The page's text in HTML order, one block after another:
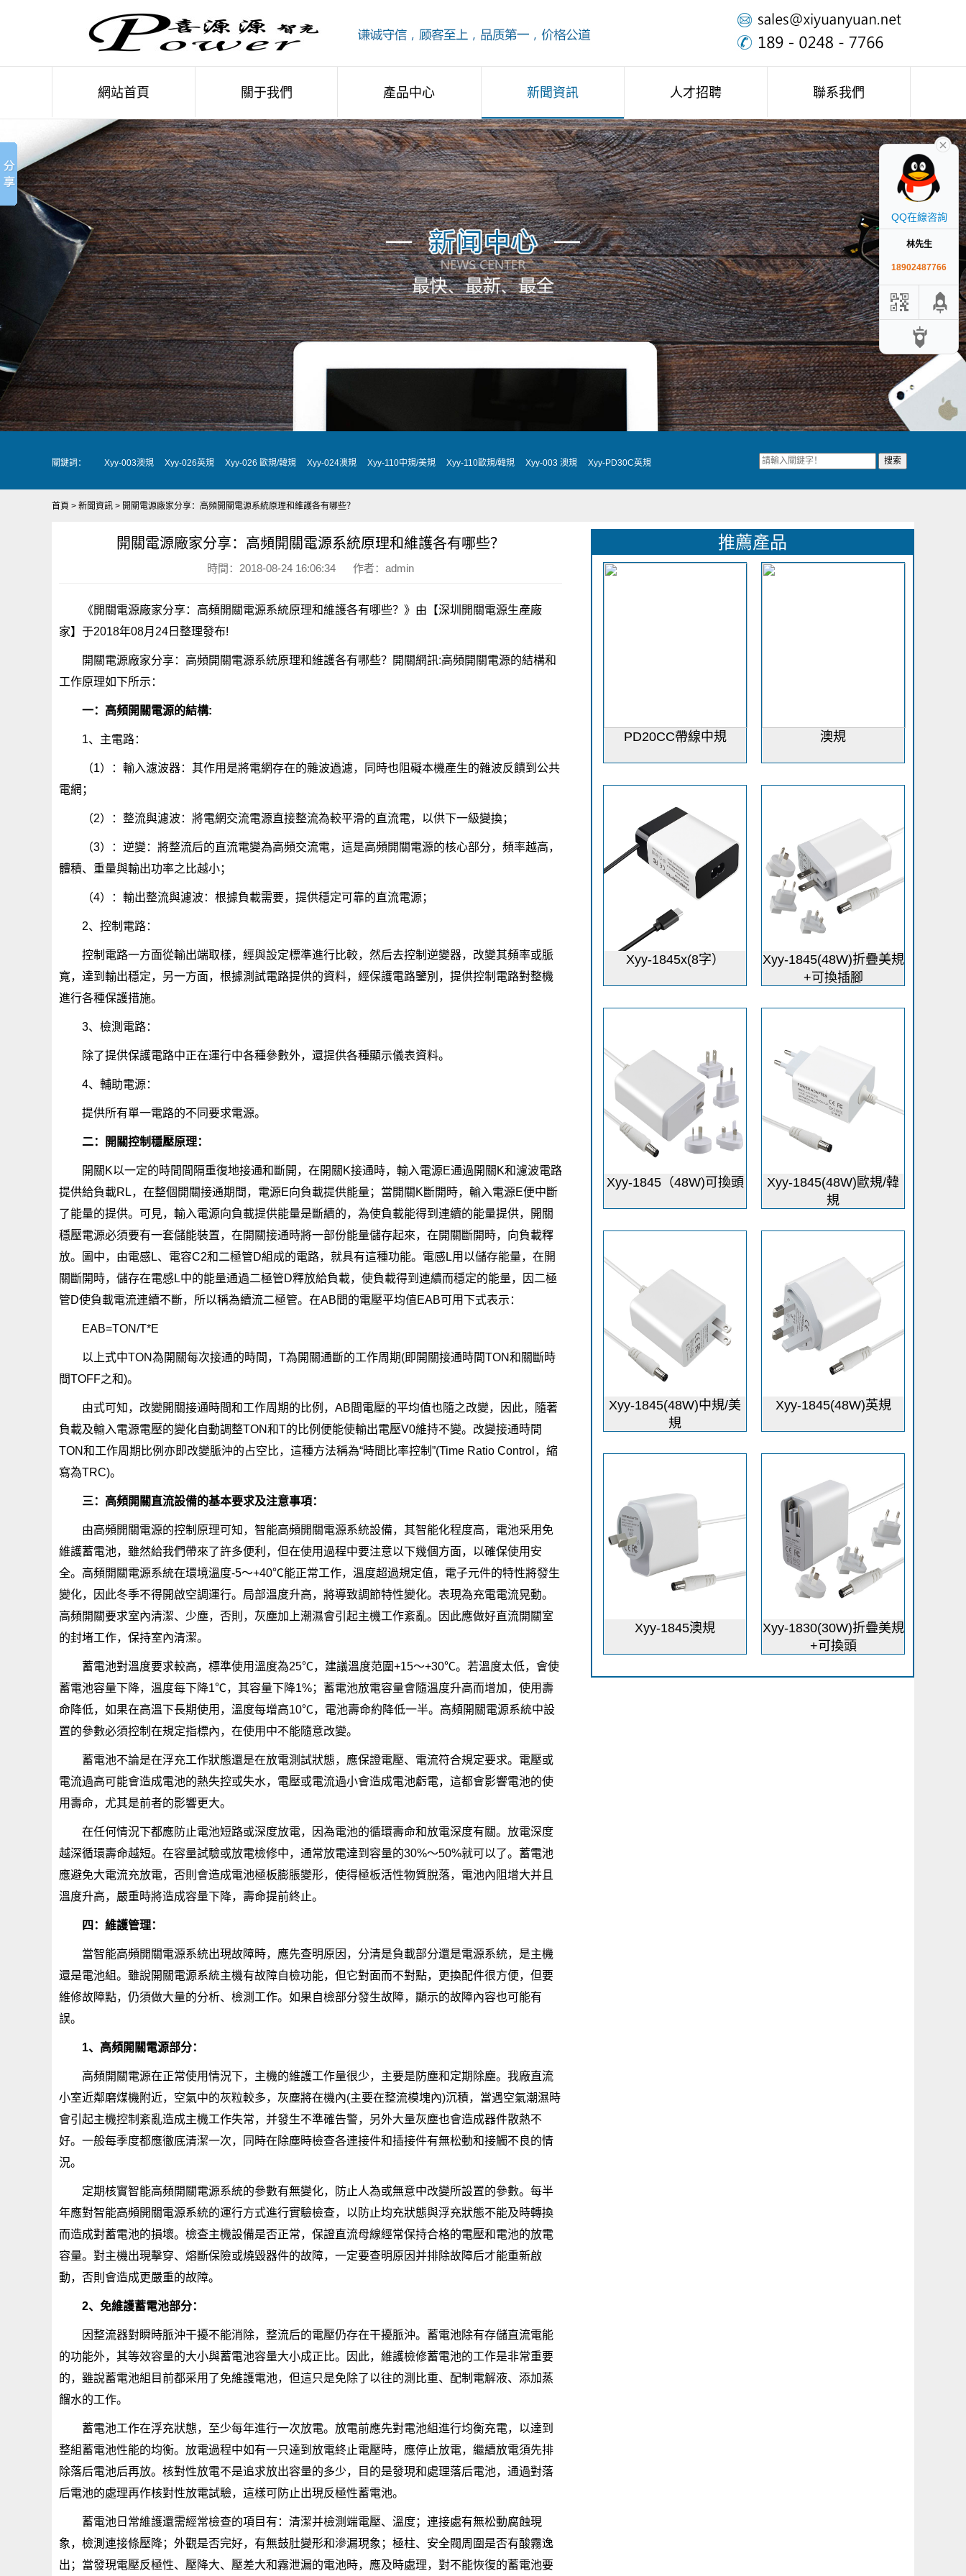
網站首頁 關于我們 產品中心 新聞資訊 人才招聘 聯系我們
QQ在線咨詢
林先生
18902487766
關鍵詞： Xyy-003澳規 Xyy-026英規 Xyy-026 歐規/韓規 Xyy-024澳規 Xyy-110中規/美規 Xyy-110歐規/韓規 Xyy-003 澳規 Xyy-PD30C英規
首頁 > 新聞資訊 > 開關電源廠家分享：高頻開關電源系統原理和維護各有哪些？
開關電源廠家分享：高頻開關電源系統原理和維護各有哪些？
時間：2018-08-24 16:06:34 作者：admin
推薦產品
PD20CC帶線中規 澳規
Xyy-1845x(8字）
Xyy-1845(48W)折疊美規
+可換插腳
Xyy-1845（48W)可換頭
Xyy-1845(48W)歐規/韓
規
Xyy-1845(48W)中規/美
規
Xyy-1845(48W)英規
Xyy-1845澳規
Xyy-1830(30W)折疊美規
+可換頭
《開關電源廠家分享：高頻開關電源系統原理和維護各有哪些？》由【深圳開關電源生產廠
家】于2018年08月24日整理發布!
開關電源廠家分享：高頻開關電源系統原理和維護各有哪些？開關網訊:高頻開關電源的結構和
工作原理如下所示：
一：高頻開關電源的結構:
1、主電路：
（1）：輸入濾波器：其作用是將電網存在的雜波過濾，同時也阻礙本機產生的雜波反饋到公共
電網；
（2）：整流與濾波：將電網交流電源直接整流為較平滑的直流電，以供下一級變換；
（3）：逆變：將整流后的直流電變為高頻交流電，這是高頻開關電源的核心部分，頻率越高，
體積、重量與輸出功率之比越小；
（4）：輸出整流與濾波：根據負載需要，提供穩定可靠的直流電源；
2、控制電路：
控制電路一方面從輸出端取樣，經與設定標準進行比較，然后去控制逆變器，改變其頻率或脈
寬，達到輸出穩定，另一方面，根據測試電路提供的資料，經保護電路鑒別，提供控制電路對整機
進行各種保護措施。
3、檢測電路：
除了提供保護電路中正在運行中各種參數外，還提供各種顯示儀表資料。
4、輔助電源：
提供所有單一電路的不同要求電源。
二：開關控制穩壓原理：
開關K以一定的時間間隔重復地接通和斷開，在開關K接通時，輸入電源E通過開關K和濾波電路
提供給負載RL，在整個開關接通期間，電源E向負載提供能量；當開關K斷開時，輸入電源E便中斷
了能量的提供。可見，輸入電源向負載提供能量是斷續的，為使負載能得到連續的能量提供，開關
穩壓電源必須要有一套儲能裝置，在開關接通時將一部份能量儲存起來，在開關斷開時，向負載釋
放。圖中，由電感L、電容C2和二極管D組成的電路，就具有這種功能。電感L用以儲存能量，在開
關斷開時，儲存在電感L中的能量通過二極管D釋放給負載，使負載得到連續而穩定的能量，因二極
管D使負載電流連續不斷，所以稱為續流二極管。在AB間的電壓平均值EAB可用下式表示：
EAB=TON/T*E
以上式中TON為開關每次接通的時間，T為開關通斷的工作周期(即開關接通時間TON和關斷時
間TOFF之和)。
由式可知，改變開關接通時間和工作周期的比例，AB間電壓的平均值也隨之改變，因此，隨著
負載及輸入電源電壓的變化自動調整TON和T的比例便能使輸出電壓V0維持不變。改變接通時間
TON和工作周期比例亦即改變脈沖的占空比，這種方法稱為“時間比率控制”(Time Ratio Control，縮
寫為TRC)。
三：高頻開關直流設備的基本要求及注意事項：
由高頻開關電源的控制原理可知，智能高頻開關電源系統設備，其智能化程度高，電池采用免
維護蓄電池，雖然給我們帶來了許多便利，但在使用過程中要注意以下幾個方面，以確保使用安
全。高頻開關電源系統在環境溫度-5～+40℃能正常工作，溫度超過規定值，電子元件的特性將發生
變化，因此冬季不得開啟空調運行。局部溫度升高，將導致調節特性變化。表現為充電電流晃動。
高頻開關要求室內清潔、少塵，否則，灰塵加上潮濕會引起主機工作紊亂。因此應做好直流開關室
的封堵工作，保持室內清潔。
蓄電池對溫度要求較高，標準使用溫度為25℃，建議溫度范圍+15～+30℃。若溫度太低，會使
蓄電池容量下降，溫度每下降1℃，其容量下降1%；蓄電池放電容量會隨溫度升高而增加，使用壽
命降低，如果在高溫下長期使用，溫度每增高10℃，電池壽命約降低一半。高頻開關電源系統中設
置的參數必須控制在規定指標內，在使用中不能隨意改變。
蓄電池不論是在浮充工作狀態還是在放電測試狀態，應保證電壓、電流符合規定要求。電壓或
電流過高可能會造成電池的熱失控或失水，電壓或電流過小會造成電池虧電，這都會影響電池的使
用壽命，尤其是前者的影響更大。
在任何情況下都應防止電池短路或深度放電，因為電池的循環壽命和放電深度有關。放電深度
越深循環壽命越短。在容量試驗或放電檢修中，通常放電達到容量的30%～50%就可以了。蓄電池
應避免大電流充放電，否則會造成電池極板膨脹變形，使得極板活性物質脫落，電池內阻增大并且
溫度升高，嚴重時將造成容量下降，壽命提前終止。
四：維護管理：
當智能高頻開關電源系統出現故障時，應先查明原因，分清是負載部分還是電源系統，是主機
還是電池組。雖說開關電源系統主機有故障自檢功能，但它對面而不對點，更換配件很方便，但要
維修故障點，仍須做大量的分析、檢測工作。如果自檢部分發生故障，顯示的故障內容也可能有
誤。
1、高頻開關電源部分：
高頻開關電源在正常使用情況下，主機的維護工作量很少，主要是防塵和定期除塵。我廠直流
小室近鄰磨煤機附近，空氣中的灰粒較多，灰塵將在機內(主要在整流模塊內)沉積，當遇空氣潮濕時
會引起主機控制紊亂造成主機工作失常，并發生不準確告警，另外大量灰塵也會造成器件散熱不
好。一般每季度都應徹底清潔一次，同時在除塵時檢查各連接件和插接件有無松動和接觸不良的情
況。
定期核實智能高頻開關電源系統的參數有無變化，防止人為或無意中改變所設置的參數。每半
年應對智能高頻開關電源系統的運行方式進行實驗檢查，以防止均充狀態與浮充狀態不能及時轉換
而造成對蓄電池的損壞。檢查主機設備是否正常，保證直流母線經常保持合格的電壓和電池的放電
容量。對主機出現擊穿、熔斷保險或燒毀器件的故障，一定要查明原因并排除故障后才能重新啟
動，否則會造成更嚴重的故障。
2、免維護蓄電池部分：
因整流器對瞬時脈沖干擾不能消除，整流后的電壓仍存在干擾脈沖。蓄電池除有存儲直流電能
的功能外，其等效容量的大小與蓄電池容量大小成正比。因此，維護檢修蓄電池的工作是非常重要
的，雖說蓄電池組目前都采用了免維護電池，但這只是免除了以往的測比重、配制電解液、添加蒸
餾水的工作。
蓄電池工作在浮充狀態，至少每年進行一次放電。放電前應先對電池組進行均衡充電，以達到
整組蓄電池性能的均衡。放電過程中如有一只達到放電終止電壓時，應停止放電，繼續放電須先排
除落后電池后再放。核對性放電不是追求放出容量的多少，目的是發現和處理落后電池，通過對落
后電池的處理再作核對性放電試驗，這樣可防止出現反極性蓄電池。
蓄電池日常維護還需經常檢查的項目有：清潔并檢測端電壓、溫度；連接處有無松動腐蝕現
象，檢測連接條壓降；外觀是否完好，有無鼓肚變形和滲漏現象；極柱、安全閥周圍是否有酸霧逸
出；當發現電壓反極性、壓降大、壓差大和霧泄漏的電池時，應及時處理，對不能恢復的蓄電池要